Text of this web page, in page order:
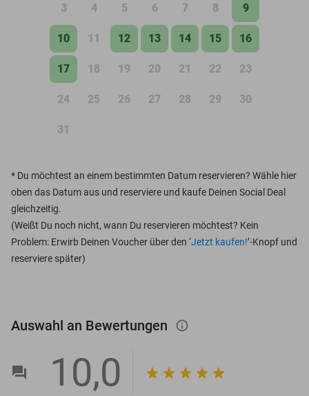
3 4 5 6 7 8 9
10 11 12 13 14 15 16
17 18 19 20 21 22 23
24 25 26 27 28 29 30
31
* Du möchtest an einem bestimmten Datum reservieren? Wähle hier
oben das Datum aus und reserviere und kaufe Deinen Social Deal
gleichzeitig.
(Weißt Du noch nicht, wann Du reservieren möchtest? Kein
Problem: Erwirb Deinen Voucher über den ‘Jetzt kaufen!’-Knopf und
reserviere später)
Auswahl an Bewertungen info_outlined
10,0